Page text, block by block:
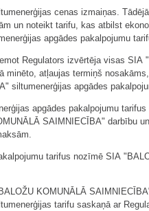
cenas izmaiņas.
un noteikt tarifu, kas atbilst
apgādes pakalpojumu
Regulators izvērtēja visas SIA
minēto, atļaujas termiņš
siltumenerģijas apgādes
apgādes pakalpojumu
SAIMNIECĪBA" darbību
tarifus nozīmē SIA
KOMUNĀLĀ
tarifu saskaņā ar